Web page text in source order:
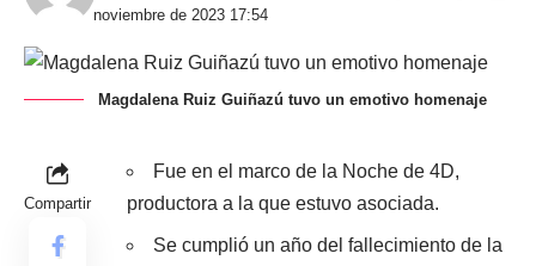
noviembre de 2023 17:54
Magdalena Ruiz Guiñazú tuvo un emotivo homenaje
Compartir
Fue en el marco de la Noche de 4D,
productora a la que estuvo asociada.
Se cumplió un año del fallecimiento de la